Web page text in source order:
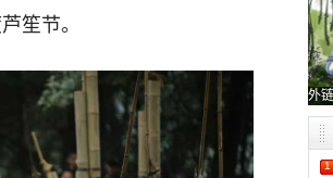
笙节。
外链
1